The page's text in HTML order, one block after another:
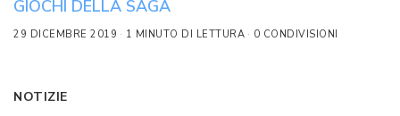
GIOCHI DELLA SAGA
29 DICEMBRE 2019 1 MINUTO DI LETTURA 0 CONDIVISIONI
NOTIZIE